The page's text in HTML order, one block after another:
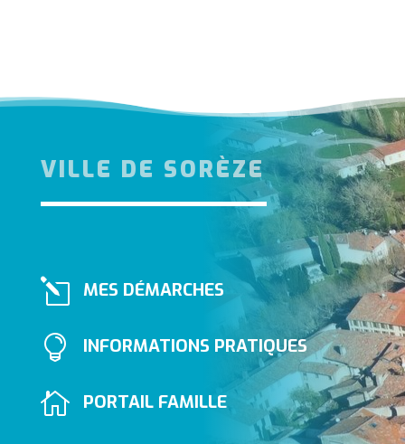
VILLE DE SORÈZE
l MES DÉMARCHES
 INFORMATIONS PRATIQUES
 PORTAIL FAMILLE